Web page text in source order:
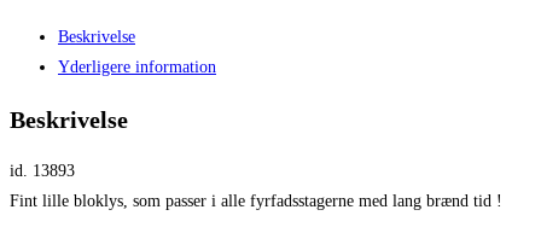
Beskrivelse
Yderligere information
Beskrivelse
id. 13893
Fint lille bloklys, som passer i alle fyrfadsstagerne med lang brænd tid !